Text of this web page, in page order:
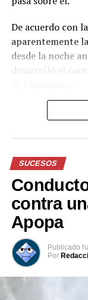
De acuerdo con
aparentemente
desde la noche
desarrolló el
Hasta el
circunstancias
Reproductor
de
vídeo
SUCESOS
contra
Apopa
Publicado
Por